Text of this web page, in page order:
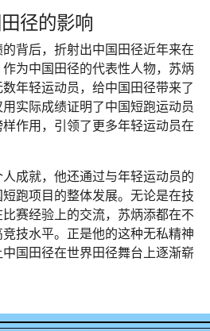
径的影响
背后，折射出中国田径近年来在
为中国田径的代表性人物，苏炳
年轻运动员，给中国田径带来了
实际成绩证明了中国短跑运动员
作用，引领了更多年轻运动员在
成就，他还通过与年轻运动员的
跑项目的整体发展。无论是在技
赛经验上的交流，苏炳添都在不
技水平。正是他的这种无私精神
国田径在世界田径舞台上逐渐崭